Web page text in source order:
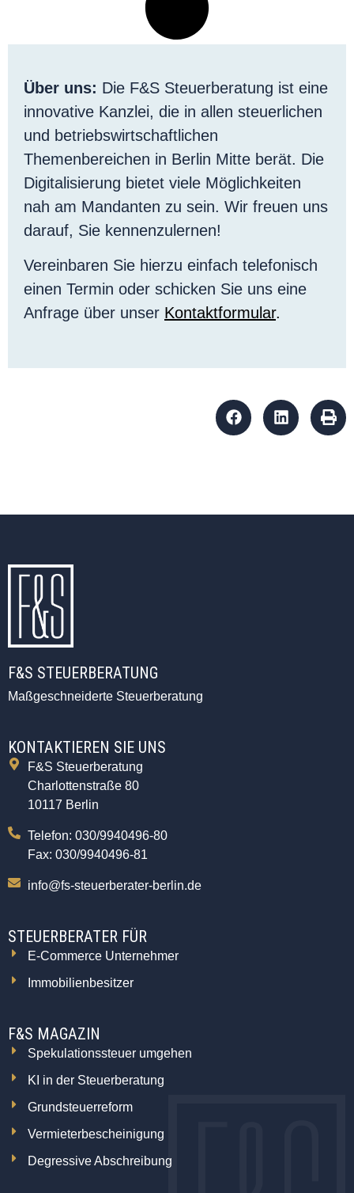
Über uns: Die F&S Steuerberatung ist eine
innovative Kanzlei, die in allen steuerlichen
und betriebswirtschaftlichen
Themenbereichen in Berlin Mitte berät. Die
Digitalisierung bietet viele Möglichkeiten
nah am Mandanten zu sein. Wir freuen uns
darauf, Sie kennenzulernen!
Vereinbaren Sie hierzu einfach telefonisch
einen Termin oder schicken Sie uns eine
Anfrage über unser Kontaktformular.
F&S STEUERBERATUNG
Maßgeschneiderte Steuerberatung
KONTAKTIEREN SIE UNS
F&S Steuerberatung
Charlottenstraße 80
10117 Berlin
Telefon: 030/9940496-80
Fax: 030/9940496-81
info@fs-steuerberater-berlin.de
STEUERBERATER FÜR
E-Commerce Unternehmer
Immobilienbesitzer
F&S MAGAZIN
Spekulationssteuer umgehen
KI in der Steuerberatung
Grundsteuerreform
Vermieterbescheinigung
Degressive Abschreibung